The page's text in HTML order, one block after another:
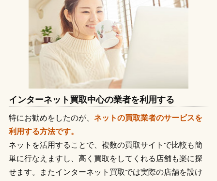
インターネット買取中心の業者を利用する
特にお勧めをしたのが、 ネットの買取業者のサービスを
利用する方法です。
ネットを活用することで、複数の買取サイトで比較も簡
単に行なえますし、高く買取をしてくれる店舗も楽に探
せます。またインターネット買取では実際の店舗を設け